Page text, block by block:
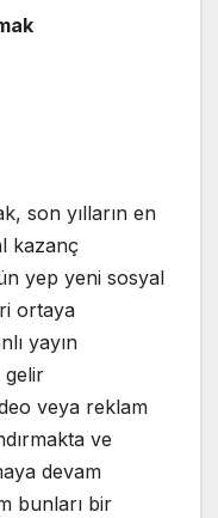
son yılların en
kazanç
yep yeni sosyal
ortaya
yayın
gelir
veya reklam
ve
devam
bunları bir